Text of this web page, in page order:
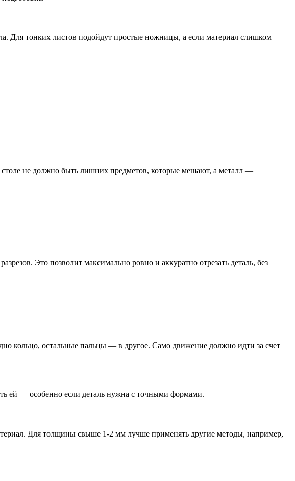
Для тонких листов подойдут простые ножницы, а если материал слишком
столе не должно быть лишних предметов, которые мешают, а металл —
Это позволит максимально ровно и аккуратно отрезать деталь, без
кольцо, остальные пальцы — в другое. Само движение должно идти за счет
ей — особенно если деталь нужна с точными формами.
Для толщины свыше 1-2 мм лучше применять другие методы, например,